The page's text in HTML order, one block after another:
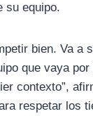
su equipo.
bien. Va a
que vaya
contexto”,
respetar los